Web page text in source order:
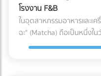
พลาสติกทุกชิ้นที่ถูกฉีดออกม
ที่วิศวกรออกแบบไว้ การบรรจุภัณฑ์ (Packaging): ขั้นตอนชี้ชะตา
ภายใน Cleanroom จุดบอ
กระบวนการบรรจุ แม้ชิ้น
Claims & Reputation) "คว
อากาศ ชิ้นส่วนอย่าง
ของเหลวไม่ให้ไหลกลับเข้าไ
Accumulator เกิดสนิมทะลุ
คอมเพรสเซอร์จะพังก่อนห
โรงงาน F&B
ในอุตสาหกรรมอาหารและเ
ฉะ" (Matcha) ถือเป็นหนึ่ง
Ingredient) และได้รับควา